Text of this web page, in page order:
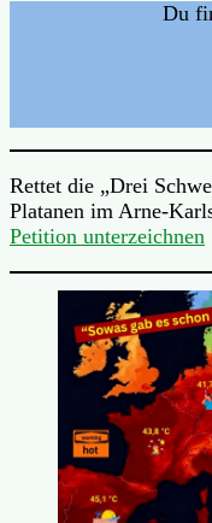
Du
Rettet die „Drei
Platanen im Arne-
Petition unterzeichnen